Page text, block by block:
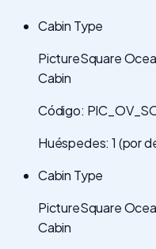
Cabin Type
PictureSquare
Cabin
Código:
Huéspedes: 1 (por
Cabin Type
PictureSquare
Cabin